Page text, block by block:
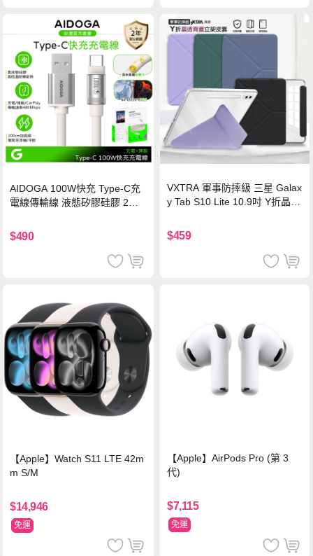
AIDOGA 100W快充 Type-C充
電線傳輸線 液態矽膠硅膠 2M
$490
VXTRA 軍事防摔級 三星 Galax
y Tab S10 Lite 10.9吋 Y折晶透
$459
【Apple】Watch S11 LTE 42m
m S/M
$14,946
免運
【Apple】AirPods Pro (第 3
代)
$7,115
免運